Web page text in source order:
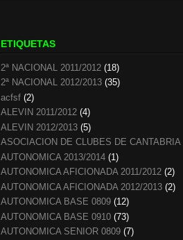
ETIQUETAS
2ª NACIONAL 2011/2012 (18)
2ª NACIONAL 2012/2013 (35)
acfsf (2)
ALEVIN 2011/2012 (4)
ALEVIN 2012/2013 (5)
ASOCIACION DE CLUBES DE CANTABRIA
AUTONOMICA 2013/2014 (1)
AUTONOMICA AFICIONADA 2011/2012 (2)
AUTONOMICA AFICIONADA 2012/2013 (2)
AUTONOMICA BASE 0809 (12)
AUTONOMICA BASE 0910 (73)
AUTONOMICA SENIOR 0809 (7)